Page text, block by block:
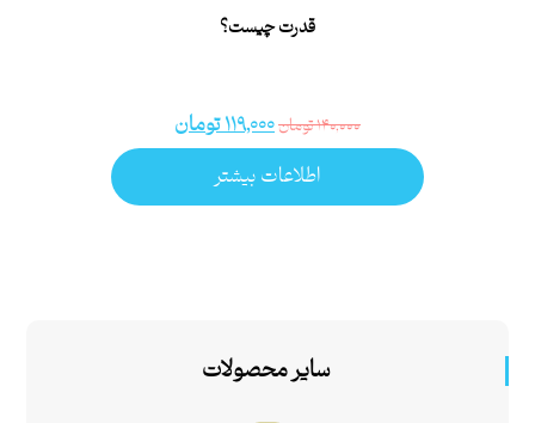
قدرت چیست؟
۱۴۰,۰۰۰تومان۱۱۹,۰۰۰تومان
اطلاعات بیشتر
سایر محصولات